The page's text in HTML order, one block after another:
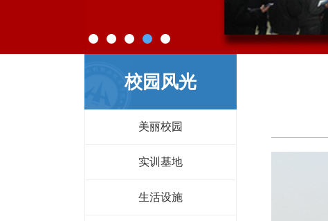
校园风光
美丽校园
实训基地
生活设施